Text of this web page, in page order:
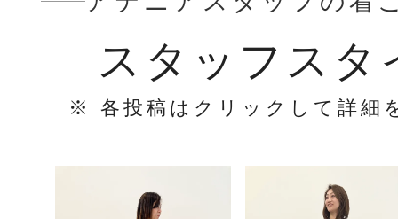
スタッフスタ
※ 各投稿はクリックして詳細